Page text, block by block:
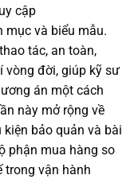
cập
mục và biểu mẫu.
tác, an toàn,
vòng đời, giúp kỹ sư
án một cách
này mở rộng về
kiện bảo quản và bài
phận mua hàng so
trong vận hành